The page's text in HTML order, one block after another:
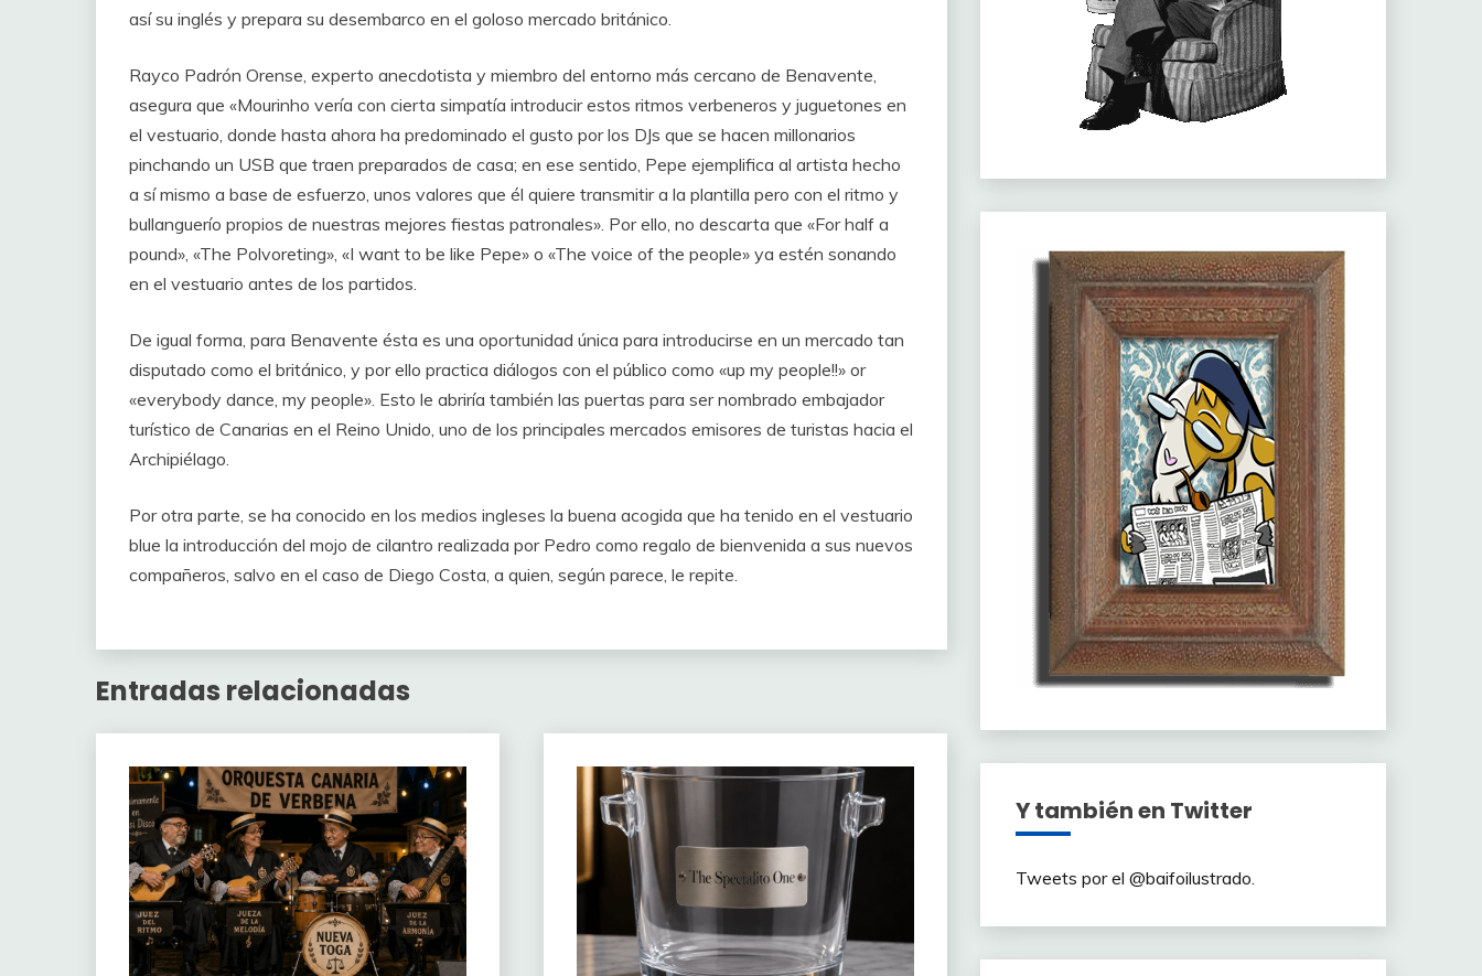
así su inglés y prepara su desembarco en el goloso mercado británico.
Rayco Padrón Orense, experto anecdotista y miembro del entorno más cercano de Benavente,
asegura que «Mourinho vería con cierta simpatía introducir estos ritmos verbeneros y juguetones en
el vestuario, donde hasta ahora ha predominado el gusto por los DJs que se hacen millonarios
pinchando un USB que traen preparados de casa; en ese sentido, Pepe ejemplifica al artista hecho
a sí mismo a base de esfuerzo, unos valores que él quiere transmitir a la plantilla pero con el ritmo y
bullanguerío propios de nuestras mejores fiestas patronales». Por ello, no descarta que «For half a
pound», «The Polvoreting», «I want to be like Pepe» o «The voice of the people» ya estén sonando
en el vestuario antes de los partidos.
De igual forma, para Benavente ésta es una oportunidad única para introducirse en un mercado tan
disputado como el británico, y por ello practica diálogos con el público como «up my people!!» or
«everybody dance, my people». Esto le abriría también las puertas para ser nombrado embajador
turístico de Canarias en el Reino Unido, uno de los principales mercados emisores de turistas hacia el
Archipiélago.
Por otra parte, se ha conocido en los medios ingleses la buena acogida que ha tenido en el vestuario
blue la introducción del mojo de cilantro realizada por Pedro como regalo de bienvenida a sus nuevos
compañeros, salvo en el caso de Diego Costa, a quien, según parece, le repite.
Entradas relacionadas
Y también en Twitter
Tweets por el @baifoilustrado.